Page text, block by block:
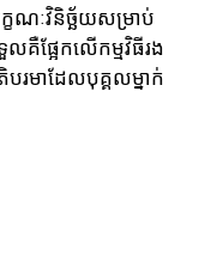
ណៈវិនិច្ឆ័យសម្រាប់​
ផ្អែកលើកម្មវិធីរង
រមាដែល​បុគ្គលម្នាក់